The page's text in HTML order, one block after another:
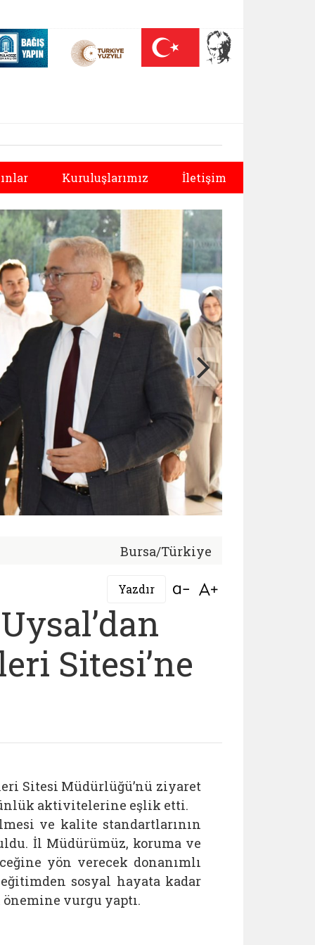
sekmede açılır)
On Yılı (yeni sekmede açılır)
Darülaceze bağış sayfası (yeni sekmede açılır)
Kuruluşlarımız İletişim
Sonraki
Bursa/Türkiye
Yazdır Bağlantıyı aç
Sitesi’ne
Sitesi Müdürlüğü’nü ziyaret
aktivitelerine eşlik etti.
ve kalite standartlarının
İl Müdürümüz, koruma ve
yön verecek donanımlı
sosyal hayata kadar
vurgu yaptı.